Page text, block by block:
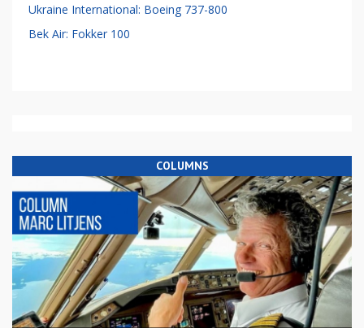
Ukraine International: Boeing 737-800
Bek Air: Fokker 100
COLUMNS